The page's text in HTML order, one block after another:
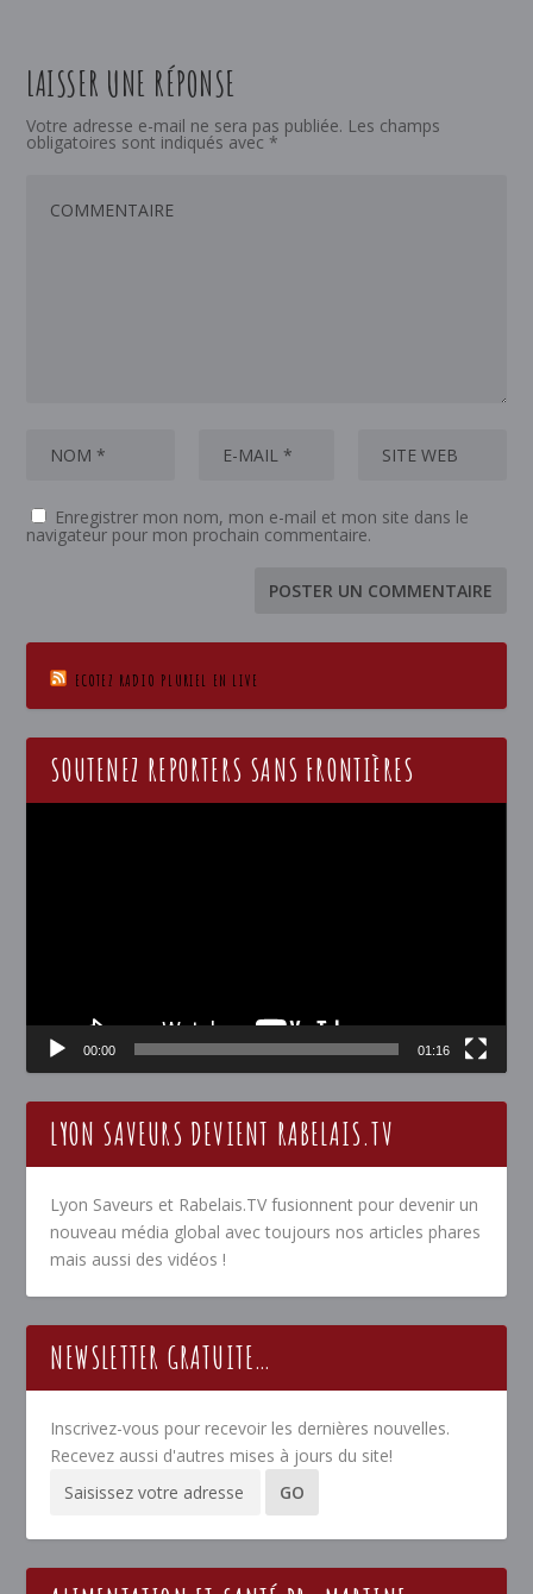
LAISSER UNE RÉPONSE
Votre adresse e-mail ne sera pas publiée. Les champs
obligatoires sont indiqués avec *
Enregistrer mon nom, mon e-mail et mon site dans le
navigateur pour mon prochain commentaire.
ECOTEZ RADIO PLURIEL EN LIVE
SOUTENEZ REPORTERS SANS FRONTIÈRES
00:00 01:16
LYON SAVEURS DEVIENT RABELAIS.TV
Lyon Saveurs et Rabelais.TV fusionnent pour devenir un
nouveau média global avec toujours nos articles phares
mais aussi des vidéos !
NEWSLETTER GRATUITE…
Inscrivez-vous pour recevoir les dernières nouvelles.
Recevez aussi d'autres mises à jours du site!